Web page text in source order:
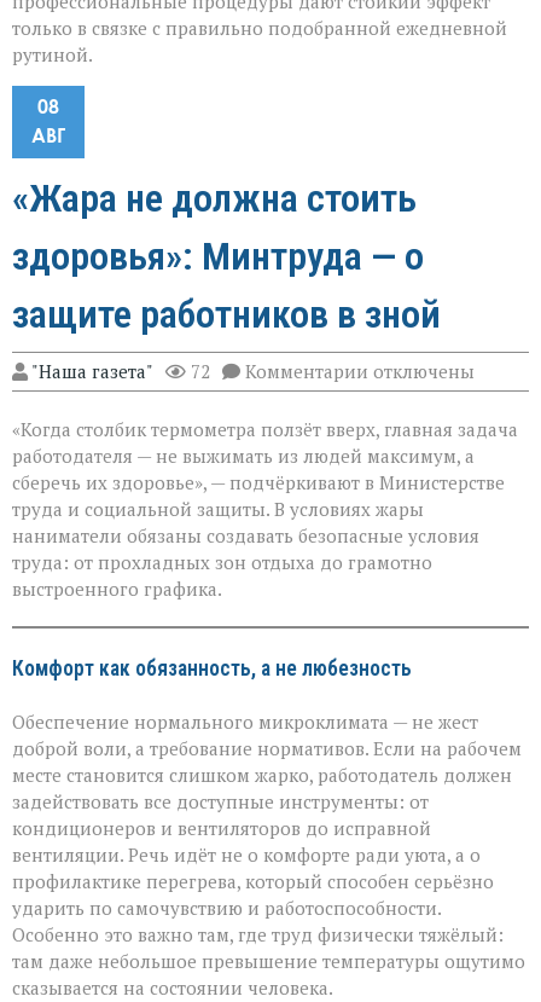
только в связке с правильно подобранной ежедневной
рутиной.
08
АВГ
«Жара не должна стоить
здоровья»: Минтруда — о
защите работников в зной
"Наша газета" 72 Комментарии к
записи
не
должна
стоить
здоровья»:
Минтруда — о
защите
работников
в
отключены
«Когда столбик термометра ползёт вверх, главная задача
работодателя — не выжимать из людей максимум, а
сберечь их здоровье», — подчёркивают в Министерстве
труда и социальной защиты. В условиях жары
наниматели обязаны создавать безопасные условия
труда: от прохладных зон отдыха до грамотно
выстроенного графика.
Комфорт как обязанность, а не любезность
Обеспечение нормального микроклимата — не жест
доброй воли, а требование нормативов. Если на рабочем
месте становится слишком жарко, работодатель должен
задействовать все доступные инструменты: от
кондиционеров и вентиляторов до исправной
вентиляции. Речь идёт не о комфорте ради уюта, а о
профилактике перегрева, который способен серьёзно
ударить по самочувствию и работоспособности.
Особенно это важно там, где труд физически тяжёлый:
там даже небольшое превышение температуры ощутимо
сказывается на состоянии человека.